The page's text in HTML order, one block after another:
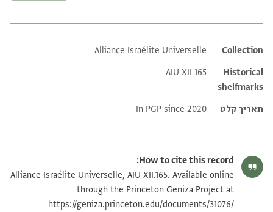
Additional metadata
Collection
Alliance Israélite Universelle
Historical
shelfmarks
AIU XII 165
תאריך קלט In PGP since 2020
How to cite this record:
Alliance Israélite Universelle, AIU XII.165. Available online
through the Princeton Geniza Project at
https://geniza.princeton.edu/documents/31076/